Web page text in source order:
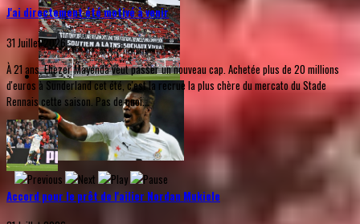
J'ai directement été motivé à venir
31 Juillet 2026
À 21 ans, Eliezer Mayenda veut passer un nouveau cap. Achetée plus de 20 millions
d'euros à Sunderland cet été, c'est la recrue la plus chère du mercato du Stade
Rennais cette saison. Pas de quoi...
Accord pour le prêt de l'ailier Nordan Mukiele